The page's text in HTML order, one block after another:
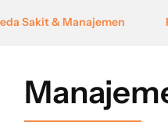
Sakit & Manajemen